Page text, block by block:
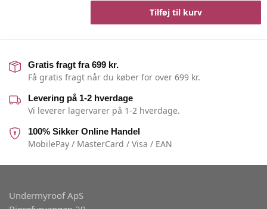
Tilføj til kurv
Gratis fragt fra 699 kr.
Få gratis fragt når du køber for over 699 kr.
Levering på 1-2 hverdage
Vi leverer lagervarer på 1-2 hverdage.
100% Sikker Online Handel
MobilePay / MasterCard / Visa / EAN
Undermyroof ApS